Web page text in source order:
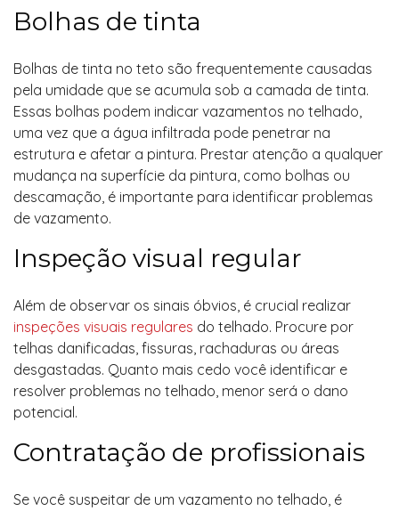
Bolhas de tinta
Bolhas de tinta no teto são frequentemente causadas
pela umidade que se acumula sob a camada de tinta.
Essas bolhas podem indicar vazamentos no telhado,
uma vez que a água infiltrada pode penetrar na
estrutura e afetar a pintura. Prestar atenção a qualquer
mudança na superfície da pintura, como bolhas ou
descamação, é importante para identificar problemas
de vazamento.
Inspeção visual regular
Além de observar os sinais óbvios, é crucial realizar
inspeções visuais regulares do telhado. Procure por
telhas danificadas, fissuras, rachaduras ou áreas
desgastadas. Quanto mais cedo você identificar e
resolver problemas no telhado, menor será o dano
potencial.
Contratação de profissionais
Se você suspeitar de um vazamento no telhado, é